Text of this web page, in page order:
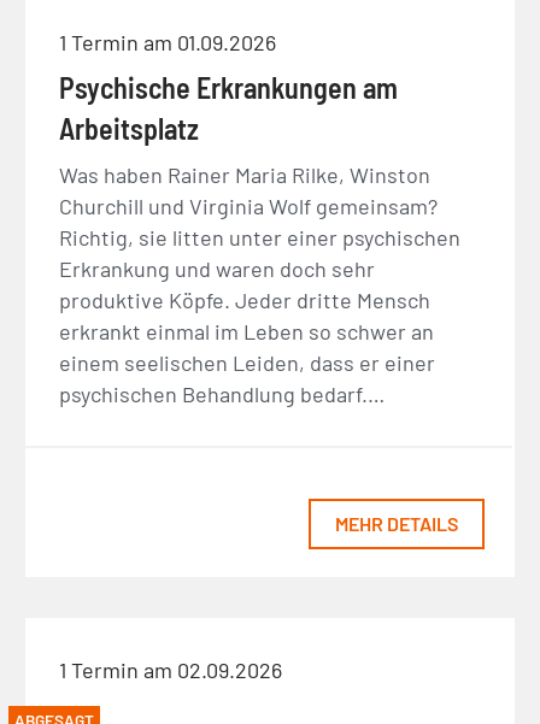
1 Termin am 01.09.2026
Psychische Erkrankungen am
Arbeitsplatz
Was haben Rainer Maria Rilke, Winston
Churchill und Virginia Wolf gemeinsam?
Richtig, sie litten unter einer psychischen
Erkrankung und waren doch sehr
produktive Köpfe. Jeder dritte Mensch
erkrankt einmal im Leben so schwer an
einem seelischen Leiden, dass er einer
psychischen Behandlung bedarf.…
MEHR DETAILS
1 Termin am 02.09.2026
ABGESAGT